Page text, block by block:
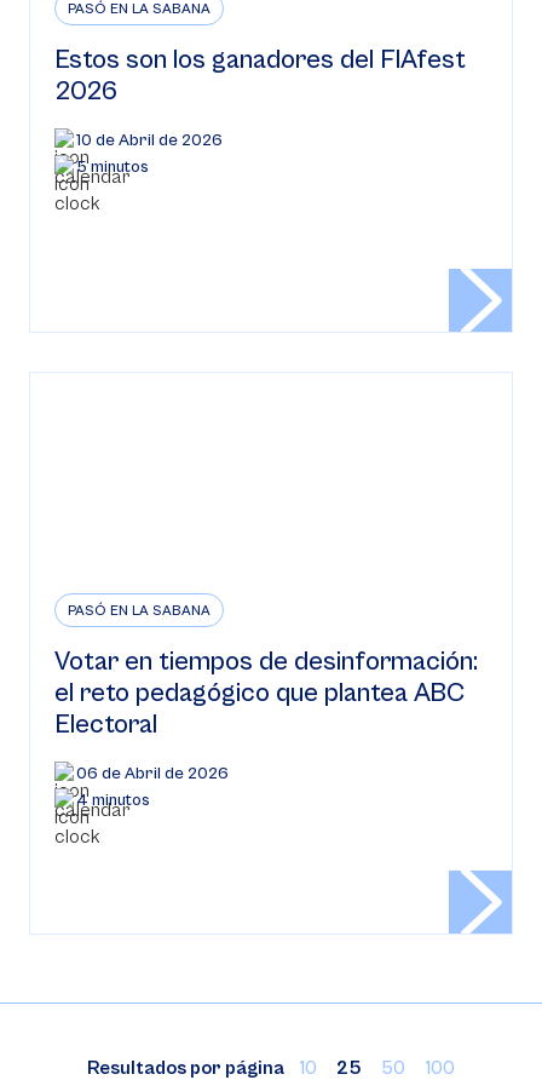
PASÓ EN LA SABANA
Estos son los ganadores del FIAfest
2026
10 de Abril de 2026
5 minutos
PASÓ EN LA SABANA
Votar en tiempos de desinformación:
el reto pedagógico que plantea ABC
Electoral
06 de Abril de 2026
4 minutos
Resultados por página 10 25 50 100